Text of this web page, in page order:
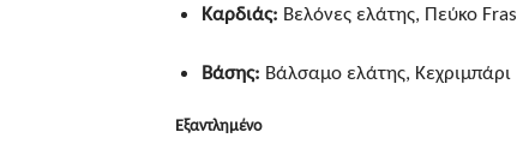
Καρδιάς: Βελόνες ελάτης, Πεύκο
Βάσης: Βάλσαμο ελάτης, Κεχριμπάρι
Εξαντλημένο